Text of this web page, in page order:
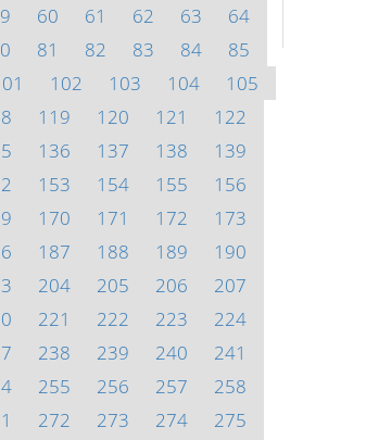
60 61 62 63
64
81 82 83 84
85
102 103 104
105
119 120 121
122
136 137 138
139
153 154 155
156
170 171 172
173
187 188 189
190
204 205 206
207
221 222 223
224
238 239 240
241
255 256 257
258
272 273 274 275